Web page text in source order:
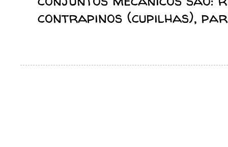
contrapinos (cupilhas),